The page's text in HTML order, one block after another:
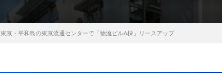
東京・平和島の東京流通センターで「物流ビルA棟」リースアップ